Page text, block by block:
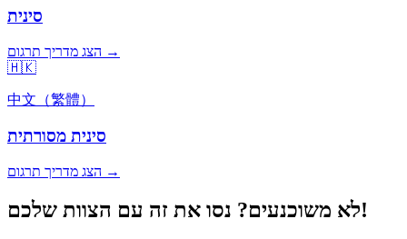
סינית
הצג מדריך תרגום →
🇭🇰
中文（繁體）
סינית מסורתית
הצג מדריך תרגום →
לא משוכנעים? נסו את זה עם הצוות שלכם!